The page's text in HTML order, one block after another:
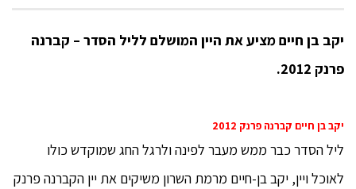
יקב בן חיים מציע את היין המושלם לליל הסדר – קברנה
פרנק 2012.
יקב בן חיים קברנה פרנק 2012
ליל הסדר כבר ממש מעבר לפינה ולרגל החג שמוקדש כולו
לאוכל ויין, יקב בן-חיים מרמת השרון משיקים את יין הקברנה פרנק